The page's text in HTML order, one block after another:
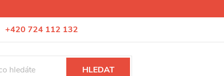
+420 724 112 132
Úprava lyžáků na míru
HLEDAT